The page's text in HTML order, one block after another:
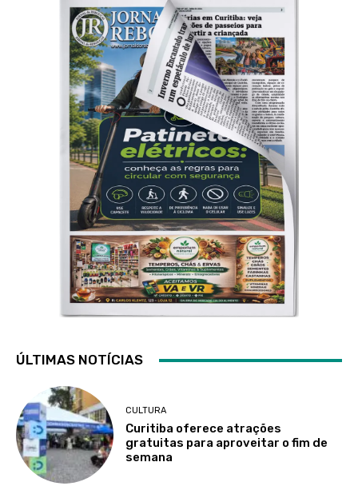
ÚLTIMAS NOTÍCIAS
CULTURA
Curitiba oferece atrações
gratuitas para aproveitar o fim de
semana